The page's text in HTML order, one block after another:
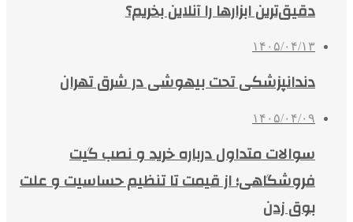
دقیق‌ترین ابزارها را آنلاین بخریم؟
۱۴۰۵/۰۴/۱۳
دندانپزشکی تحت بیهوشی در شرق تهران
۱۴۰۵/۰۴/۰۹
سوالات متداول درباره خرید و نصب گیت
فروشگاهی؛ از قیمت تا تنظیم حساسیت و علت
بوق زدن